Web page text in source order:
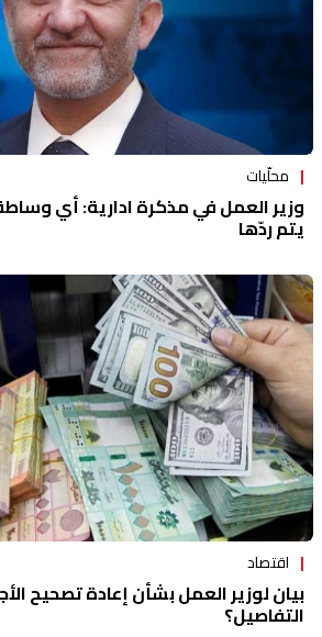
محلّيات
وزير العمل في مذكرة ادارية: أي
يتم ردّها
اقتصاد
بيان لوزير العمل بشأن إعادة تصحيح
التفاصيل؟